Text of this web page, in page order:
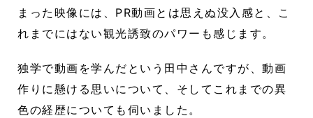
まった映像には、PR動画とは思えぬ没入感と、こ
れまでにはない観光誘致のパワーも感じます。
独学で動画を学んだという田中さんですが、動画
作りに懸ける思いについて、そしてこれまでの異
色の経歴についても伺いました。